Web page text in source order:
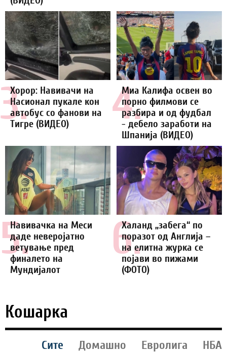
3.
Хорор: Навивачи на
Насионал пукале кон
автобус со фанови на
Тигре (ВИДЕО)
4.
Миа Калифа освен во
порно филмови се
разбира и од фудбал
- дебело заработи на
Шпанија (ВИДЕО)
5.
Навивачка на Меси
даде неверојатно
ветување пред
финалето на
Мундијалот
6.
Халанд „забега“ по
поразот од Англија –
на елитна журка се
појави во пижами
(ФОТО)
Кошарка
Сите Домашно Евролига
НБА